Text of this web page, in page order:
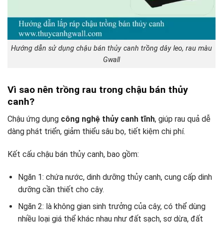
Hướng dẫn sử dụng chậu bán thủy canh trồng dây leo, rau màu
Gwall
Vì sao nên trồng rau trong chậu bán thủy
canh?
Chậu ứng dụng công nghệ thủy canh tĩnh, giúp rau quả dễ
dàng phát triển, giảm thiểu sâu bọ, tiết kiệm chi phí.
Kết cấu chậu bán thủy canh, bao gồm:
Ngăn 1: chứa nước, dinh dưỡng thủy canh, cung cấp dinh
dưỡng cần thiết cho cây.
Ngăn 2: là không gian sinh trưởng của cây, có thể dùng
nhiều loại giá thể khác nhau như đất sạch, sơ dừa, đất